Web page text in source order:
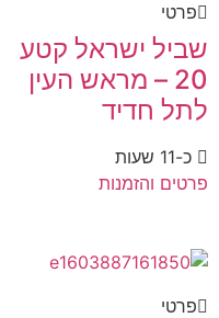
פרטי
שביל ישראל קטע
20 – מראש העין
לתל חדיד
כ-11 שעות
פרטים והזמנות
פרטי